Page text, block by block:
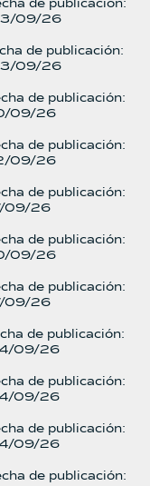
de publicación:
09/26
de publicación:
09/26
de publicación:
09/26
de publicación:
09/26
de publicación:
09/26
de publicación:
09/26
de publicación:
09/26
de publicación:
09/26
de publicación:
09/26
de publicación:
09/26
de publicación: